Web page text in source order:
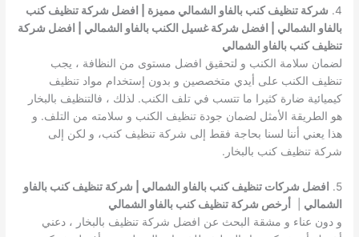
4. شركة تنظيف كنب بالفاو الشمالي مميزة | افضل شركة تنظيف كنب
بالفاو الشمالي | افضل شركة غسيل الكنب بالفاو الشمالي | افضل شركة
تنظيف كنب بالفاو الشمالي
لضمان سلامة الكنب و لتحقيق افضل مستوى من النظافة ، يجب
تنظيف الكنب على أيدي متخصصين و بدون إستخدام مواد تنظيف
كيميائية ضارة كثيرا ما تتسب في تلف الكنب. لذلك ، فالتنظيف بالبخار
هو الطريقة الأمثل لضمان جودة تنظيف الكنب و سلامته من التلف. و
هذا يعني أننا لسنا بحاجة فقط إلى شركة تنظيف كنب، و لكن إلى
شركة تنظيف كنب بالبخار.
5.
افضل شركات تنظيف كنب بالفاو الشمالي | شركة تنظيف كنب بالفاو
الشمالي
أرخص شركة تنظيف كنب بالفاو الشمالي
و دون عناء و مشقة البحث عن افضل شركة تنظيف بالبخار ، دعني